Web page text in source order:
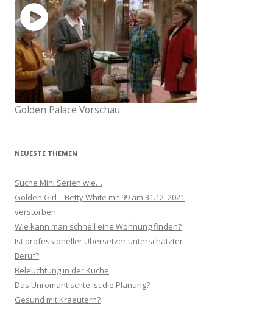
Golden Palace Vorschau
NEUESTE THEMEN
Suche Mini Serien wie…
Golden Girl – Betty White mit 99 am 31.12. 2021
verstorben
Wie kann man schnell eine Wohnung finden?
Ist professioneller Ubersetzer unterschatzter
Beruf?
Beleuchtung in der Küche
Das Unromantischte ist die Planung?
Gesund mit Kraeutern?